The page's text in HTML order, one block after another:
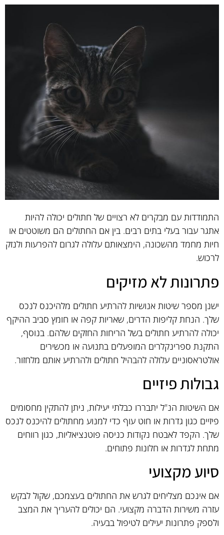
התמודדות עם מבקרים לא רצויים של חתולים יכולה להיות
אתגר עבור בעלי בתים רבים. בין אם החתולים הם משוטטים או
חיות מחמד מהשכונה, הימצאותם עלולה לגרום להפרעות ולנזק
לרכוש.
פתרונות לא מזיקים
ישנן מספר שיטות אנושיות להרתיע חתולים מלהיכנס לנכס
שלך. הנחת קליפות הדרים, שאריות קפה או חומץ סביב ההיקף
יכולה להרתיע חתולים בשל הריחות החזקים שלהם. בנוסף,
התקנת ספרינקלרים המופעלים בתנועה או מכשירים
אולטראסוניים עלולה להבהיל חתולים ולהרתיע אותם מלחזור.
גבולות פיזיים
אם השיטות הנ"ל יתבררו כבלתי יעילות, ניתן להתקין מחסומים
פיזיים כגון גדרות או חוט עוף כדי למנוע מחתולים להיכנס לנכס
שלך. הקפד לאבטח נקודות כניסה פוטנציאליות, כגון רווחים
מתחת לגדרות או חלונות פתוחים.
סיוע מקצועי
אם אינכם מצליחים לגרש את החתולים בעצמכם, שקול לבקש
עזרה משירות הדברה מקצועי. הם יכולים להעריך את המצב
ולספק פתרונות יעילים לטיפול בבעיה.